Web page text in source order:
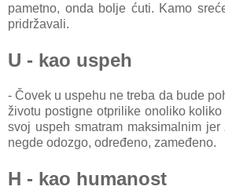
pametno, onda bolje ćuti. Kamo
pridržavali.
U - kao uspeh
- Čovek u uspehu ne treba da bude
životu postigne otprilike onoliko
svoj uspeh smatram maksimalnim
negde odozgo, određeno, zameđeno.
H - kao humanost